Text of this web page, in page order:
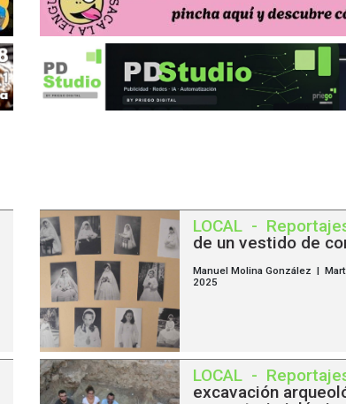
LOCAL -
de un vestido de
Manuel Molina González |
2025
LOCAL -
excavación